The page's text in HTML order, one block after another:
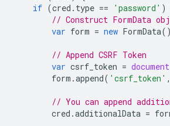
if (cred . type == 'password' )
// Construct FormData
var form = new FormData
// Append CSRF Token
var csrf_token = document
form .append( 'csrf_token' ,
// You can append
cred .additionalData =